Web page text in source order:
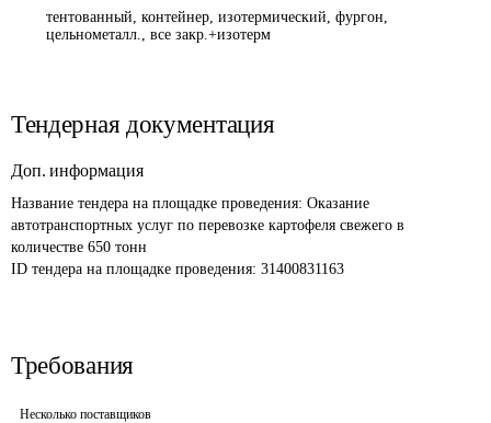
тентованный, контейнер, изотермический, фургон,
цельнометалл., все закр.+изотерм
Тендерная документация
Доп. информация
Название тендера на площадке проведения: Оказание
автотранспортных услуг по перевозке картофеля свежего в
количестве 650 тонн
ID тендера на площадке проведения: 31400831163
Требования
Несколько поставщиков